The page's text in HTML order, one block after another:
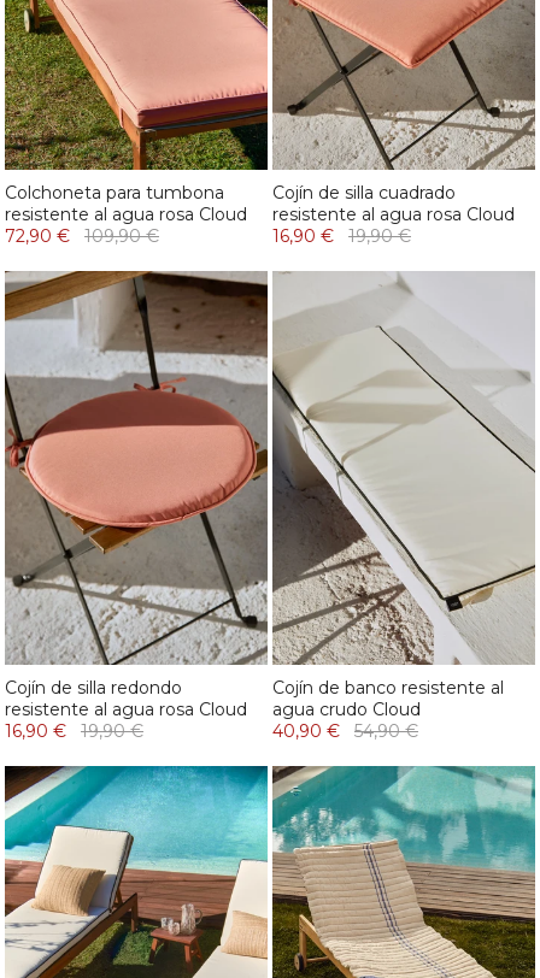
Colchoneta para tumbona
resistente al agua rosa Cloud
72,90 €
109,90 €
Cojín de silla cuadrado
resistente al agua rosa Cloud
16,90 €
19,90 €
Cojín de silla redondo
resistente al agua rosa Cloud
16,90 €
19,90 €
Cojín de banco resistente al
agua crudo Cloud
40,90 €
54,90 €